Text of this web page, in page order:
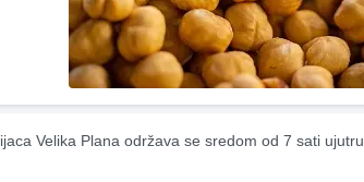
Velika Plana održava se sredom od 7 sati ujutru.